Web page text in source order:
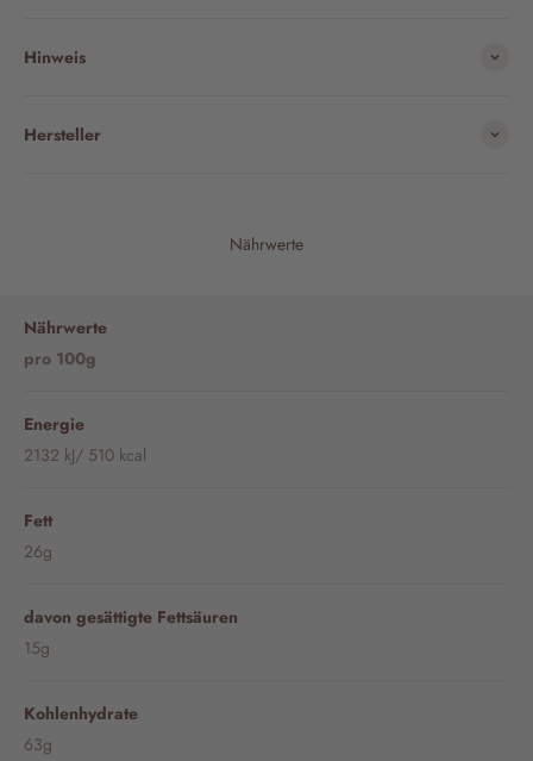
Hinweis
Hersteller
Nährwerte
Nährwerte
pro 100g
Energie
2132 kJ/ 510 kcal
Fett
26g
davon gesättigte Fettsäuren
15g
Kohlenhydrate
63g